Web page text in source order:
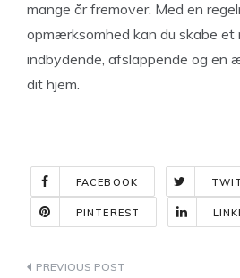
mange år fremover. Med en
opmærksomhed kan du skabe et
indbydende, afslappende og
dit hjem.
FACEBOOK
PINTEREST
Indlægsnavigation